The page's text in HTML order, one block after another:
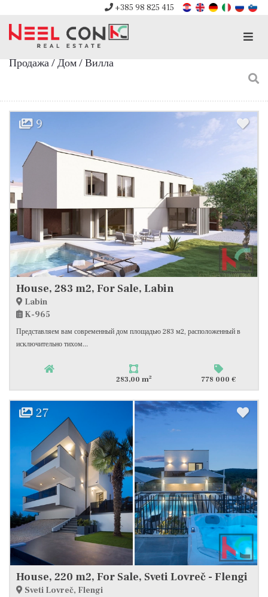
+385 98 825 415
Продажа / Дом / Вилла
9
House, 283 m2, For Sale, Labin
Labin
K-965
Представляем вам современный дом площадью 283 м2, расположенный в
исключительно тихом...
283,00 m2 778 000 €
27
House, 220 m2, For Sale, Sveti Lovreč - Flengi
Sveti Lovreč, Flengi